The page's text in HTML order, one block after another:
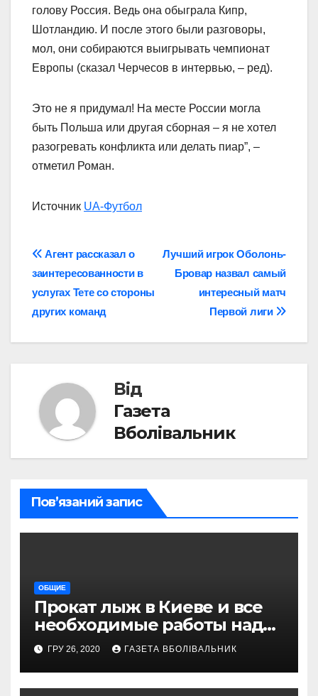
голову Россия. Ведь она обыграла Кипр,
Шотландию. И после этого были разговоры,
мол, они собираются выигрывать чемпионат
Европы (сказал Черчесов в интервью, – ред).
Это не я придумал! На месте России могла
быть Польша или другая сборная – я не хотел
разогревать конфликта или делать пиар”, –
отметил Роман.
Источник UA-Футбол
Навігація
записів
Лучший игрок Оболонь-
Бровар назвал самый
интересный матч
Первой лиги
Агент рассказал о
заинтересованности в
услугах Тете со стороны
других команд
Від
Газета
Вболівальник
Пов’язаний запис
ОБЩИЕ
Прокат лыж в Киеве и все
необходимые работы над
снаряжением, которое
проводит магазин
«VELOPARK»
ГРУ 26, 2020 ГАЗЕТА ВБОЛІВАЛЬНИК